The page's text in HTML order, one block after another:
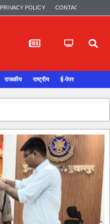
PRIVACY POLICY CONTACT US
राजकीय राष्ट्रीय ई-पेपर